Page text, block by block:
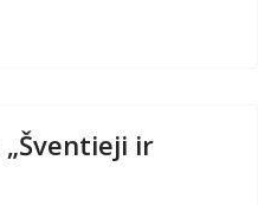
ir